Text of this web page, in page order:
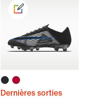
Dernières sorties